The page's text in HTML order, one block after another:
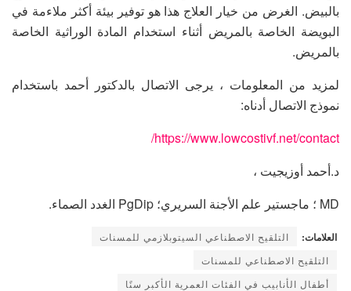
بالبيض. الغرض من خيار العلاج هذا هو توفير بيئة أكثر ملاءمة في
البويضة الخاصة بالمريض أثناء استخدام المادة الوراثية الخاصة
بالمريض.
لمزيد من المعلومات ، يرجى الاتصال بالدكتور أحمد باستخدام
نموذج الاتصال أدناه:
https://www.lowcostivf.net/contact/
د.أحمد أوزيجيت ،
MD ؛ ماجستير علم الأجنة السريري؛ PgDip الغدد الصماء.
العلامات:
التلقيح الاصطناعي السيتوبلازمي للمسنات
التلقيح الاصطناعي للمسنات
أطفال الأنابيب في الفئات العمرية الأكبر سنًا